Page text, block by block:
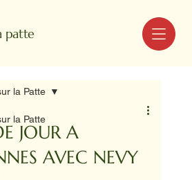
patte MENU
la Patte
la Patte
JOUR A
AVEC NEVY